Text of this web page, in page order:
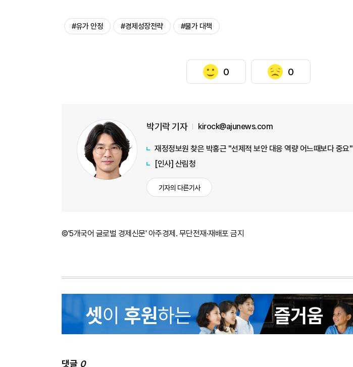
#유가 안정 #경제성장전략 #물가 대책
0 0
박기락 기자 kirock@ajunews.com
재정정보원 찾은 박홍근 "선제적 보안 대응 역량 어느때보다 중요"
[인사] 산림청
기자의 다른기사
©'5개국어 글로벌 경제신문' 아주경제. 무단전재·재배포 금지
댓글 0